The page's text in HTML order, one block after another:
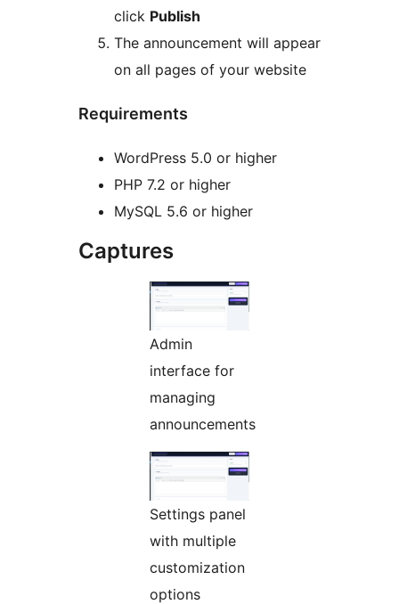
click Publish
The announcement will appear
on all pages of your website
Requirements
WordPress 5.0 or higher
PHP 7.2 or higher
MySQL 5.6 or higher
Captures
Admin
interface for
managing
announcements
Settings panel
with multiple
customization
options